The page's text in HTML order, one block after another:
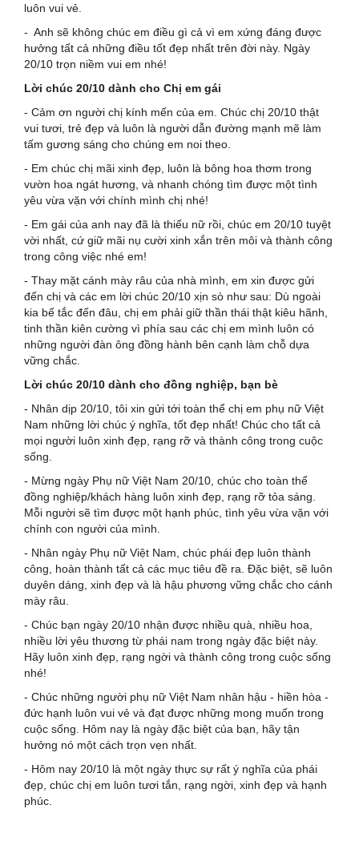
luôn vui vẻ.
- Anh sẽ không chúc em điều gì cả vì em xứng đáng được
hưởng tất cả những điều tốt đẹp nhất trên đời này. Ngày
20/10 trọn niềm vui em nhé!
Lời chúc 20/10 dành cho Chị em gái
- Cảm ơn người chị kính mến của em. Chúc chị 20/10 thật
vui tươi, trẻ đẹp và luôn là người dẫn đường mạnh mẽ làm
tấm gương sáng cho chúng em noi theo.
- Em chúc chị mãi xinh đẹp, luôn là bông hoa thơm trong
vườn hoa ngát hương, và nhanh chóng tìm được một tình
yêu vừa vặn với chính mình chị nhé!
- Em gái của anh nay đã là thiếu nữ rồi, chúc em 20/10 tuyệt
vời nhất, cứ giữ mãi nụ cười xinh xắn trên môi và thành công
trong công việc nhé em!
- Thay mặt cánh mày râu của nhà mình, em xin được gửi
đến chị và các em lời chúc 20/10 xịn sò như sau: Dù ngoài
kia bế tắc đến đâu, chị em phải giữ thần thái thật kiêu hãnh,
tinh thần kiên cường vì phía sau các chị em mình luôn có
những người đàn ông đồng hành bên cạnh làm chỗ dựa
vững chắc.
Lời chúc 20/10 dành cho đồng nghiệp, bạn bè
- Nhân dịp 20/10, tôi xin gửi tới toàn thể chị em phụ nữ Việt
Nam những lời chúc ý nghĩa, tốt đẹp nhất! Chúc cho tất cả
mọi người luôn xinh đẹp, rạng rỡ và thành công trong cuộc
sống.
- Mừng ngày Phụ nữ Việt Nam 20/10, chúc cho toàn thể
đồng nghiệp/khách hàng luôn xinh đẹp, rạng rỡ tỏa sáng.
Mỗi người sẽ tìm được một hạnh phúc, tình yêu vừa vặn với
chính con người của mình.
- Nhân ngày Phụ nữ Việt Nam, chúc phái đẹp luôn thành
công, hoàn thành tất cả các mục tiêu đề ra. Đặc biệt, sẽ luôn
duyên dáng, xinh đẹp và là hậu phương vững chắc cho cánh
mày râu.
- Chúc bạn ngày 20/10 nhận được nhiều quà, nhiều hoa,
nhiều lời yêu thương từ phái nam trong ngày đặc biệt này.
Hãy luôn xinh đẹp, rạng ngời và thành công trong cuộc sống
nhé!
- Chúc những người phụ nữ Việt Nam nhân hậu - hiền hòa -
đức hạnh luôn vui vẻ và đạt được những mong muốn trong
cuộc sống. Hôm nay là ngày đặc biệt của bạn, hãy tận
hưởng nó một cách trọn vẹn nhất.
- Hôm nay 20/10 là một ngày thực sự rất ý nghĩa của phái
đẹp, chúc chị em luôn tươi tắn, rạng ngời, xinh đẹp và hạnh
phúc.